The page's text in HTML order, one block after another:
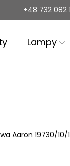
+48 732 082
Lampy
Aaron 19730/10/